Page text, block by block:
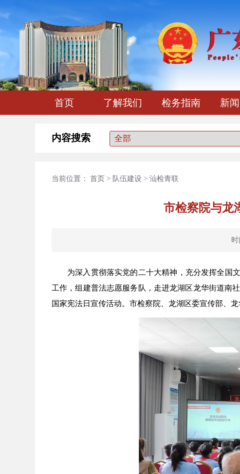
首页 了解我们 检务指南 新
内容搜索
当前位置： 首页 > 队伍建设 > 汕检青联
市检察院与龙
为深入贯彻落实党的二十大精神，充分发挥全国
工作，组建普法志愿服务队，走进龙湖区龙华街道南
国家宪法日宣传活动。市检察院、龙湖区委宣传部、